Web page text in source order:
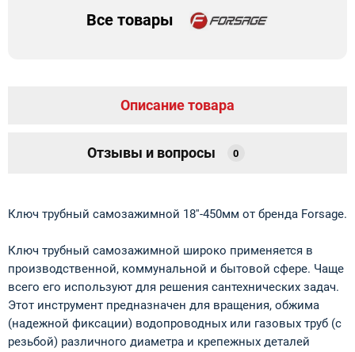
Все товары
Описание товара
Отзывы и вопросы 0
Ключ трубный самозажимной 18''-450мм от бренда Forsage.
Ключ трубный самозажимной широко применяется в
производственной, коммунальной и бытовой сфере. Чаще
всего его используют для решения сантехнических задач.
Этот инструмент предназначен для вращения, обжима
(надежной фиксации) водопроводных или газовых труб (с
резьбой) различного диаметра и крепежных деталей